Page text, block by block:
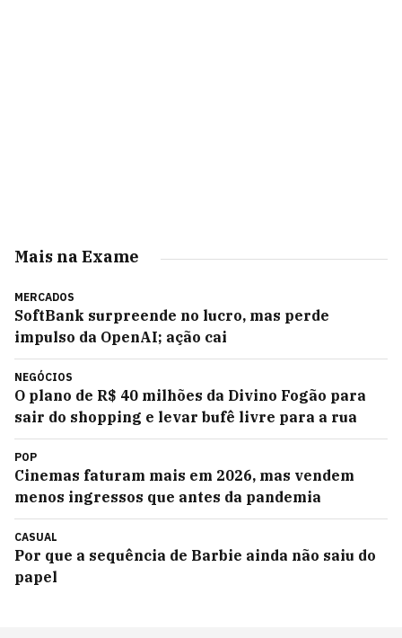
Mais na Exame
MERCADOS
SoftBank surpreende no lucro, mas perde
impulso da OpenAI; ação cai
NEGÓCIOS
O plano de R$ 40 milhões da Divino Fogão para
sair do shopping e levar bufê livre para a rua
POP
Cinemas faturam mais em 2026, mas vendem
menos ingressos que antes da pandemia
CASUAL
Por que a sequência de Barbie ainda não saiu do
papel